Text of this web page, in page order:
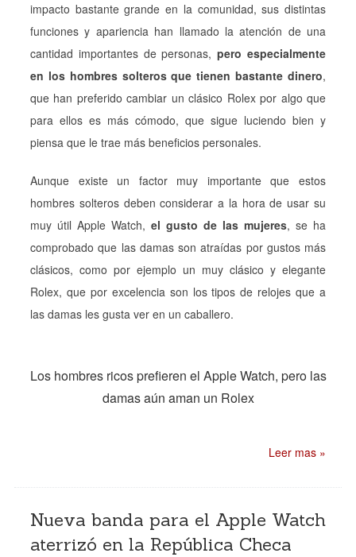
impacto bastante grande en la comunidad, sus distintas
funciones y apariencia han llamado la atención de una
cantidad importantes de personas,pero especialmente
en los hombres solteros que tienen bastante dinero,
que han preferido cambiar un clásico Rolex por algo que
para ellos es más cómodo, que sigue luciendo bien y
piensa que le trae más beneficios personales.
Aunque existe un factor muy importante que estos
hombres solteros deben considerar a la hora de usar su
muy útil Apple Watch, el gusto de las mujeres, se ha
comprobado que las damas son atraídas por gustos más
clásicos, como por ejemplo un muy clásico y elegante
Rolex, que por excelencia son los tipos de relojes que a
las damas les gusta ver en un caballero.
Los hombres ricos prefieren el Apple Watch, pero las
damas aún aman un Rolex
Leer mas »
Nueva banda para el Apple Watch
aterrizó en la República Checa